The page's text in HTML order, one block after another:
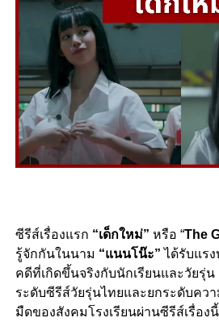
ซีรีส์เรื่องแรก “เด็กใหม่” หรือ “The
รู้จักกันในนาม “แนนโน๊ะ” ได้รับแร
คดีที่เกิดขึ้นจริงกับนักเรียนและวัยรุ่น
ระดับซีรีส์วัยรุ่นไทยและยกระดับคว
มืดของสังคมโรงเรียนผ่านซีรีส์เรื่อ